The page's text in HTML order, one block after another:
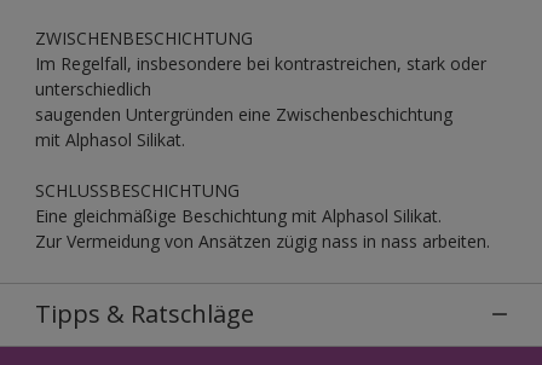
ZWISCHENBESCHICHTUNG
Im Regelfall, insbesondere bei kontrastreichen, stark oder
unterschiedlich
saugenden Untergründen eine Zwischenbeschichtung
mit Alphasol Silikat.
SCHLUSSBESCHICHTUNG
Eine gleichmäßige Beschichtung mit Alphasol Silikat.
Zur Vermeidung von Ansätzen zügig nass in nass arbeiten.
Tipps & Ratschläge